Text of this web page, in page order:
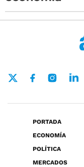
PORTADA
ECONOMÍA
POLÍTICA
MERCADOS